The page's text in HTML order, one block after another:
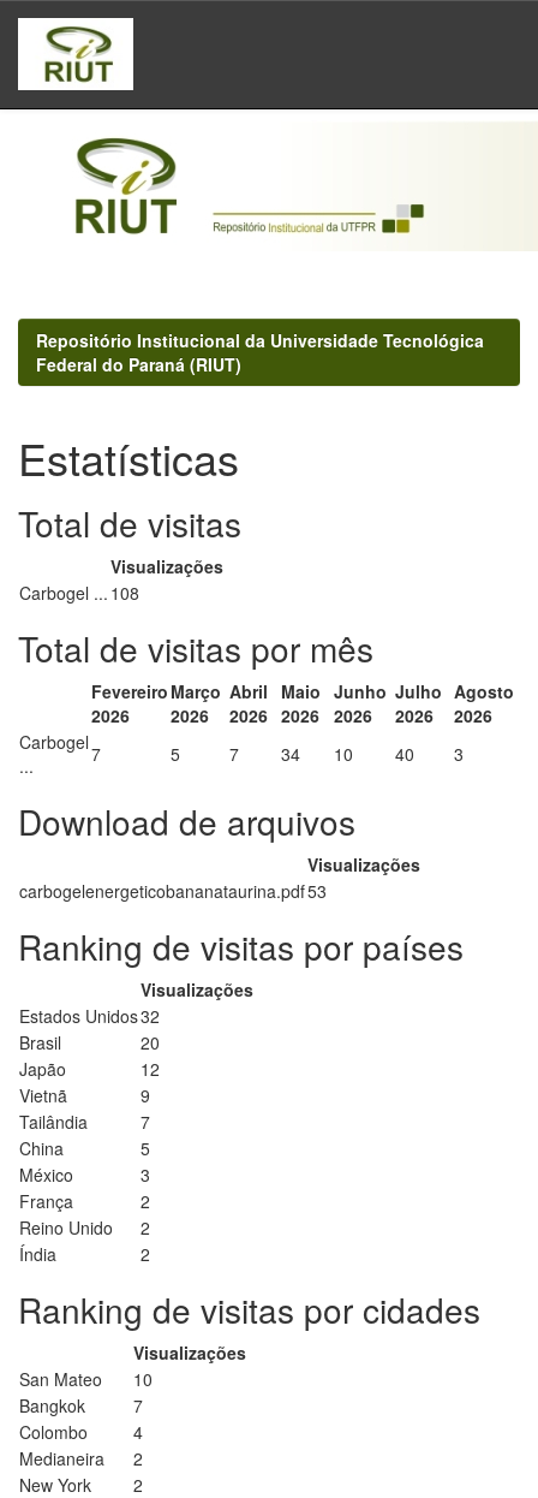
Skip
navigation
Repositório Institucional da Universidade Tecnológica
Federal do Paraná (RIUT)
Estatísticas
Total de visitas
Visualizações
Carbogel ... 108
Total de visitas por mês
Fevereiro
2026
Março
2026
Abril
2026
Maio
2026
Junho
2026
Julho
2026
Agosto
2026
Carbogel
...
7 5 7 34 10 40 3
Download de arquivos
Visualizações
carbogelenergeticobananataurina.pdf53
Ranking de visitas por países
Visualizações
Estados Unidos32
Brasil
20
Japão
12
Vietnã
9
Tailândia
7
China
5
México
3
França
2
Reino Unido
2
Índia
2
Ranking de visitas por cidades
Visualizações
San Mateo
10
Bangkok
7
Colombo
4
Medianeira
2
New York
2